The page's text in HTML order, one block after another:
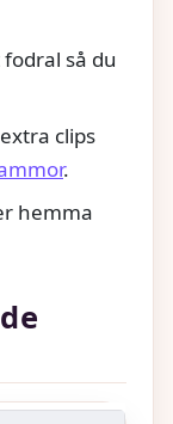
så du
clips
.
hemma